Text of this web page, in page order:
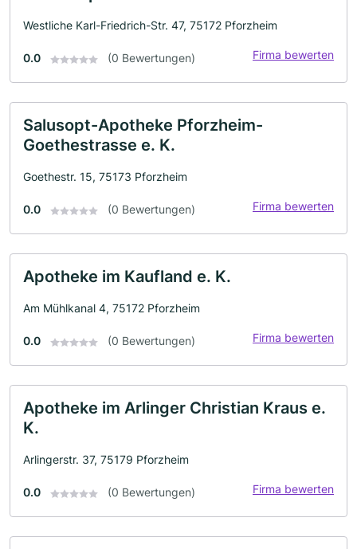
Westliche Karl-Friedrich-Str. 47, 75172 Pforzheim
0.0 (0 Bewertungen) Firma bewerten
Salusopt-Apotheke Pforzheim-
Goethestrasse e. K.
Goethestr. 15, 75173 Pforzheim
0.0 (0 Bewertungen) Firma bewerten
Apotheke im Kaufland e. K.
Am Mühlkanal 4, 75172 Pforzheim
0.0 (0 Bewertungen) Firma bewerten
Apotheke im Arlinger Christian Kraus e.
K.
Arlingerstr. 37, 75179 Pforzheim
0.0 (0 Bewertungen) Firma bewerten